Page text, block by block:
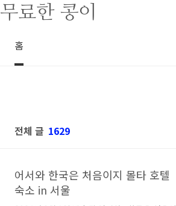
본문 바로가기
무료한 콩이
홈
전체 글 1629
어서와 한국은 처음이지 몰타 호텔
숙소 in 서울